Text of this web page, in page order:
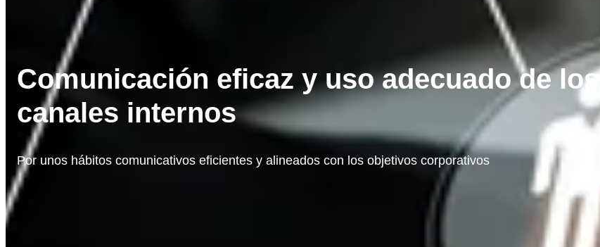
Comunicación eficaz y uso adecuado de los
canales internos
Por unos hábitos comunicativos eficientes y alineados con los objetivos corporativos